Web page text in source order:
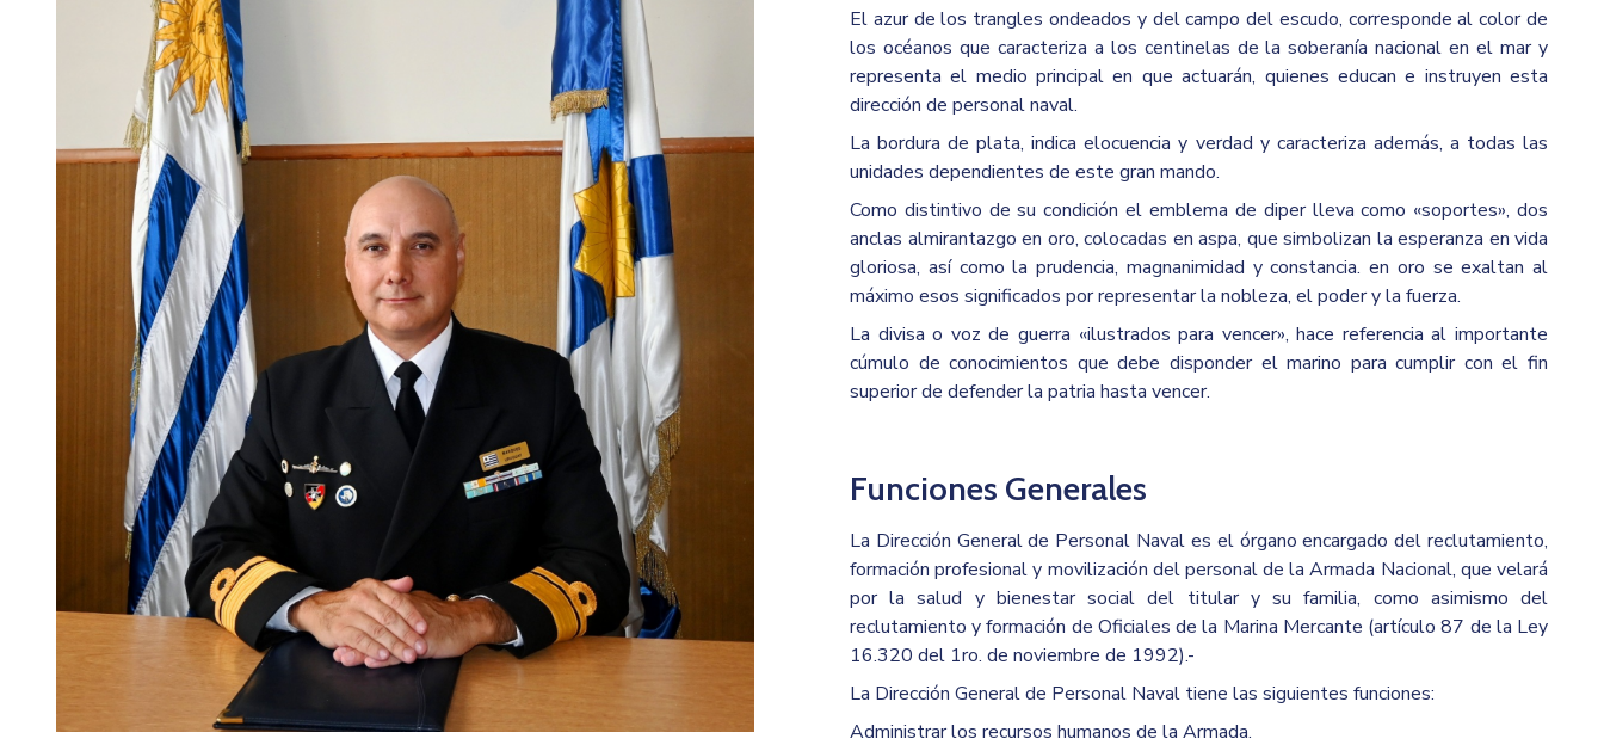
El azur de los trangles ondeados y del campo del escudo, corresponde al color de
los océanos que caracteriza a los centinelas de la soberanía nacional en el mar y
representa el medio principal en que actuarán, quienes educan e instruyen esta
dirección de personal naval.
La bordura de plata, indica elocuencia y verdad y caracteriza además, a todas las
unidades dependientes de este gran mando.
Como distintivo de su condición el emblema de diper lleva como «soportes», dos
anclas almirantazgo en oro, colocadas en aspa, que simbolizan la esperanza en vida
gloriosa, así como la prudencia, magnanimidad y constancia. en oro se exaltan al
máximo esos significados por representar la nobleza, el poder y la fuerza.
La divisa o voz de guerra «ilustrados para vencer», hace referencia al importante
cúmulo de conocimientos que debe disponder el marino para cumplir con el fin
superior de defender la patria hasta vencer.
Funciones Generales
La Dirección General de Personal Naval es el órgano encargado del reclutamiento,
formación profesional y movilización del personal de la Armada Nacional, que velará
por la salud y bienestar social del titular y su familia, como asimismo del
reclutamiento y formación de Oficiales de la Marina Mercante (artículo 87 de la Ley
16.320 del 1ro. de noviembre de 1992).-
La Dirección General de Personal Naval tiene las siguientes funciones:
Administrar los recursos humanos de la Armada.